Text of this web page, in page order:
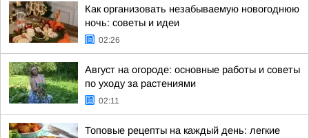
Как организовать незабываемую новогоднюю
ночь: советы и идеи
02:26
Август на огороде: основные работы и советы
по уходу за растениями
02:11
Топовые рецепты на каждый день: легкие